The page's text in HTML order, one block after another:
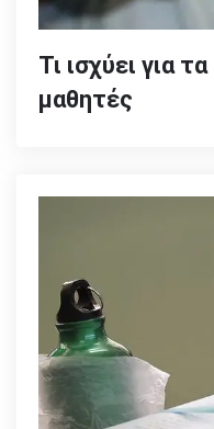
Τι ισχύει για
μαθητές